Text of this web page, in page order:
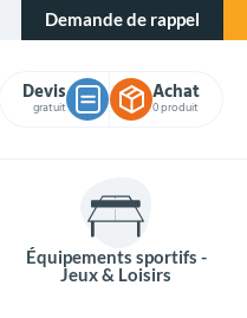
Demande de rappel
Devis
gratuit
Achat
0 produit
Équipements sportifs -
Jeux & Loisirs